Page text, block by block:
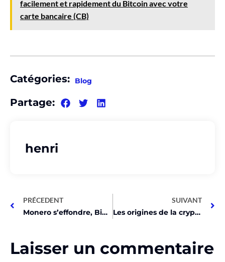
facilement et rapidement du Bitcoin avec votre
carte bancaire (CB)
Catégories: Blog
Partage:
henri
PRÉCEDENT
Monero s’effondre, Binance le bannit!
SUIVANT
Les origines de la cryptomonnaie : histoire et créateur
Laisser un commentaire